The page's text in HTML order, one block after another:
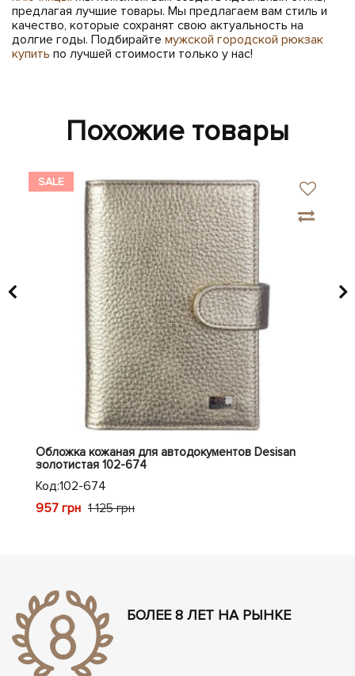
предлагая лучшие товары. Мы предлагаем вам стиль и
качество, которые сохранят свою актуальность на
долгие годы. Подбирайте мужской городской рюкзак
купить по лучшей стоимости только у нас!
Похожие товары
SALE
Обложка кожаная для автодокументов Desisan
золотистая 102-674
Код:102-674
957 грн 1 125 грн
БОЛЕЕ 8 ЛЕТ НА РЫНКЕ